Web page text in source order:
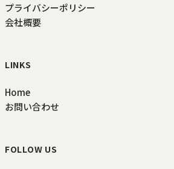
プライバシーポリシー
会社概要
LINKS
Home
お問い合わせ
FOLLOW US